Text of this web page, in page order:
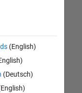
(English)
(Deutsch)